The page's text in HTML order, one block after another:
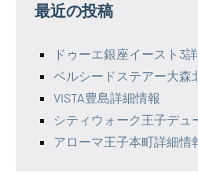
最近の投稿
ドゥーエ銀座イースト3
ベルシードステアー大森
VISTA豊島詳細情報
シティウォーク王子デュ
アローマ王子本町詳細情